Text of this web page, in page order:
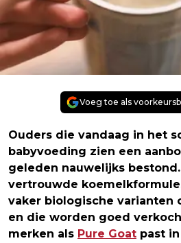
Voeg toe als
Ouders die vandaag in het
babyvoeding zien een
geleden nauwelijks
vertrouwde
vaker biologische varianten
en die worden goed
merken als Pure Goat past